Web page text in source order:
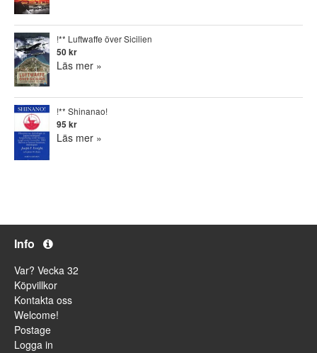
!** Luftwaffe över Sicilien
50 kr
Läs mer »
!** Shinanao!
95 kr
Läs mer »
Info
Var? Vecka 32
Köpvillkor
Kontakta oss
Welcome!
Postage
Logga in